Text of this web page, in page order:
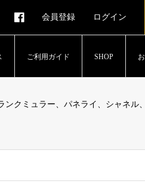
会員登録 ログイン
ご利用ガイド SHOP
クミュラー、パネライ、シャネル